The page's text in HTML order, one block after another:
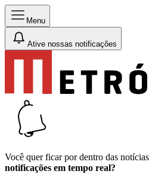
Menu
Ative nossas notificações
Você quer ficar por dentro das
notificações em tempo real?